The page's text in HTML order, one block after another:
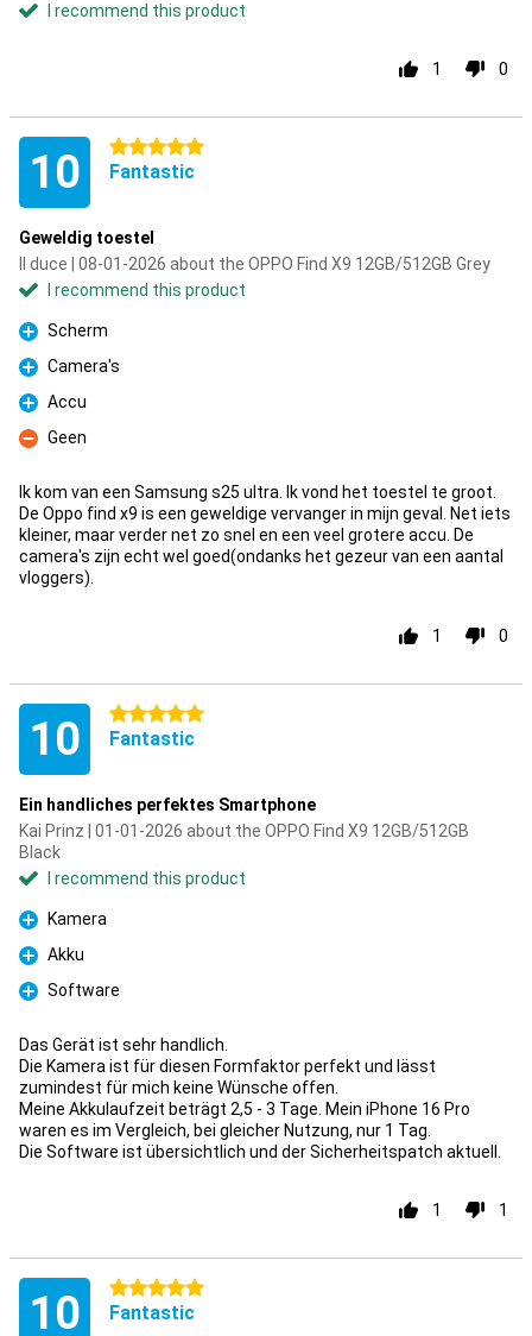
I recommend this product
1 0
10 5 stars
Fantastic
Geweldig toestel
Il duce | 08-01-2026 about the OPPO Find X9 12GB/512GB Grey
I recommend this product
Pro
Scherm
Pro
Camera's
Pro
Accu
Con
Geen
Ik kom van een Samsung s25 ultra. Ik vond het toestel te groot.
De Oppo find x9 is een geweldige vervanger in mijn geval. Net iets
kleiner, maar verder net zo snel en een veel grotere accu. De
camera's zijn echt wel goed(ondanks het gezeur van een aantal
vloggers).
1 0
10 5 stars
Fantastic
Ein handliches perfektes Smartphone
Kai Prinz | 01-01-2026 about the OPPO Find X9 12GB/512GB
Black
I recommend this product
Pro
Kamera
Pro
Akku
Pro
Software
Das Gerät ist sehr handlich.
Die Kamera ist für diesen Formfaktor perfekt und lässt
zumindest für mich keine Wünsche offen.
Meine Akkulaufzeit beträgt 2,5 - 3 Tage. Mein iPhone 16 Pro
waren es im Vergleich, bei gleicher Nutzung, nur 1 Tag.
Die Software ist übersichtlich und der Sicherheitspatch aktuell.
1 1
10 5 stars
Fantastic